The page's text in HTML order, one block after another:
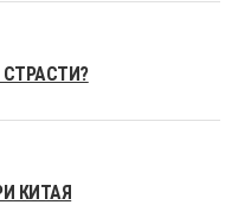
СТРАСТИ?
КИТАЯ